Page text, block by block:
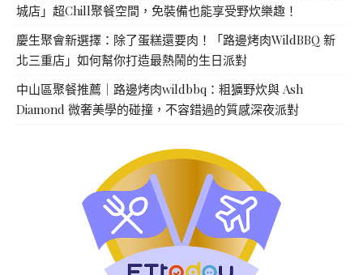
城店」超Chill聚餐空間，免裝備也能享受野炊樂趣！
慶生聚會新選擇：除了蛋糕還要肉！「路邊烤肉WildBBQ 新
北三重店」如何幫你打造最熱鬧的生日派對
中山區聚餐推薦｜路邊烤肉wildbbq：粗獷野炊與 Ash
Diamond 微奢美學的碰撞，不容錯過的質感深夜派對